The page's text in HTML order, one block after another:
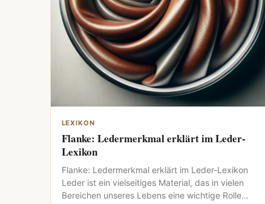
LEXIKON
Flanke: Ledermerkmal erklärt im Leder-
Lexikon
Flanke: Ledermerkmal erklärt im Leder-Lexikon
Leder ist ein vielseitiges Material, das in vielen
Bereichen unseres Lebens eine wichtige Rolle